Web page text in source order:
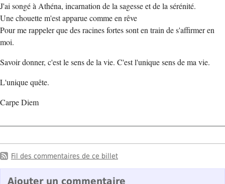
J'ai songé à Athéna, incarnation de la sagesse et de la sérénité.
Une chouette m'est apparue comme en rêve
Pour me rappeler que des racines fortes sont en train de s'affirmer en
moi.
Savoir donner, c'est le sens de la vie. C'est l'unique sens de ma vie.
L'unique quête.
Carpe Diem
Fil des commentaires de ce billet
Ajouter un commentaire